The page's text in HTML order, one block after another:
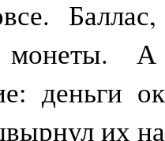
монеты.
деньги
их